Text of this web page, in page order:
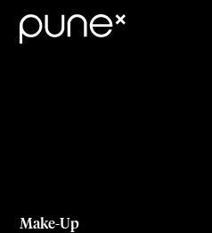
Make-Up